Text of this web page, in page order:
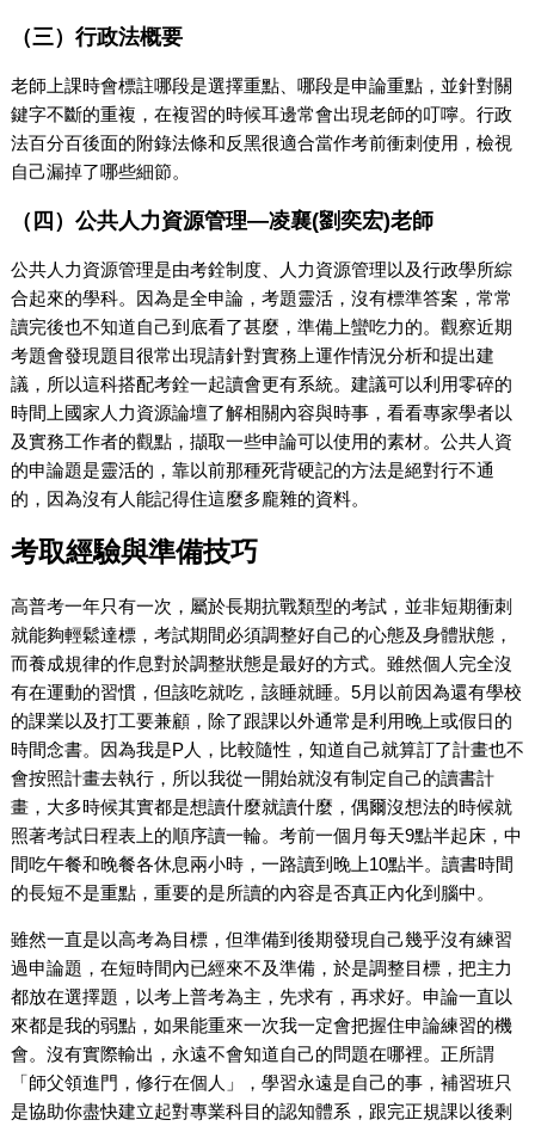
（三）行政法概要
老師上課時會標註哪段是選擇重點、哪段是申論重點，並針對關
鍵字不斷的重複，在複習的時候耳邊常會出現老師的叮嚀。行政
法百分百後面的附錄法條和反黑很適合當作考前衝刺使用，檢視
自己漏掉了哪些細節。
（四）公共人力資源管理—凌襄(劉奕宏)老師
公共人力資源管理是由考銓制度、人力資源管理以及行政學所綜
合起來的學科。因為是全申論，考題靈活，沒有標準答案，常常
讀完後也不知道自己到底看了甚麼，準備上蠻吃力的。觀察近期
考題會發現題目很常出現請針對實務上運作情況分析和提出建
議，所以這科搭配考銓一起讀會更有系統。建議可以利用零碎的
時間上國家人力資源論壇了解相關內容與時事，看看專家學者以
及實務工作者的觀點，擷取一些申論可以使用的素材。公共人資
的申論題是靈活的，靠以前那種死背硬記的方法是絕對行不通
的，因為沒有人能記得住這麼多龐雜的資料。
考取經驗與準備技巧
高普考一年只有一次，屬於長期抗戰類型的考試，並非短期衝刺
就能夠輕鬆達標，考試期間必須調整好自己的心態及身體狀態，
而養成規律的作息對於調整狀態是最好的方式。雖然個人完全沒
有在運動的習慣，但該吃就吃，該睡就睡。5月以前因為還有學校
的課業以及打工要兼顧，除了跟課以外通常是利用晚上或假日的
時間念書。因為我是P人，比較隨性，知道自己就算訂了計畫也不
會按照計畫去執行，所以我從一開始就沒有制定自己的讀書計
畫，大多時候其實都是想讀什麼就讀什麼，偶爾沒想法的時候就
照著考試日程表上的順序讀一輪。考前一個月每天9點半起床，中
間吃午餐和晚餐各休息兩小時，一路讀到晚上10點半。讀書時間
的長短不是重點，重要的是所讀的內容是否真正內化到腦中。
雖然一直是以高考為目標，但準備到後期發現自己幾乎沒有練習
過申論題，在短時間內已經來不及準備，於是調整目標，把主力
都放在選擇題，以考上普考為主，先求有，再求好。申論一直以
來都是我的弱點，如果能重來一次我一定會把握住申論練習的機
會。沒有實際輸出，永遠不會知道自己的問題在哪裡。正所謂
「師父領進門，修行在個人」，學習永遠是自己的事，補習班只
是協助你盡快建立起對專業科目的認知體系，跟完正規課以後剩